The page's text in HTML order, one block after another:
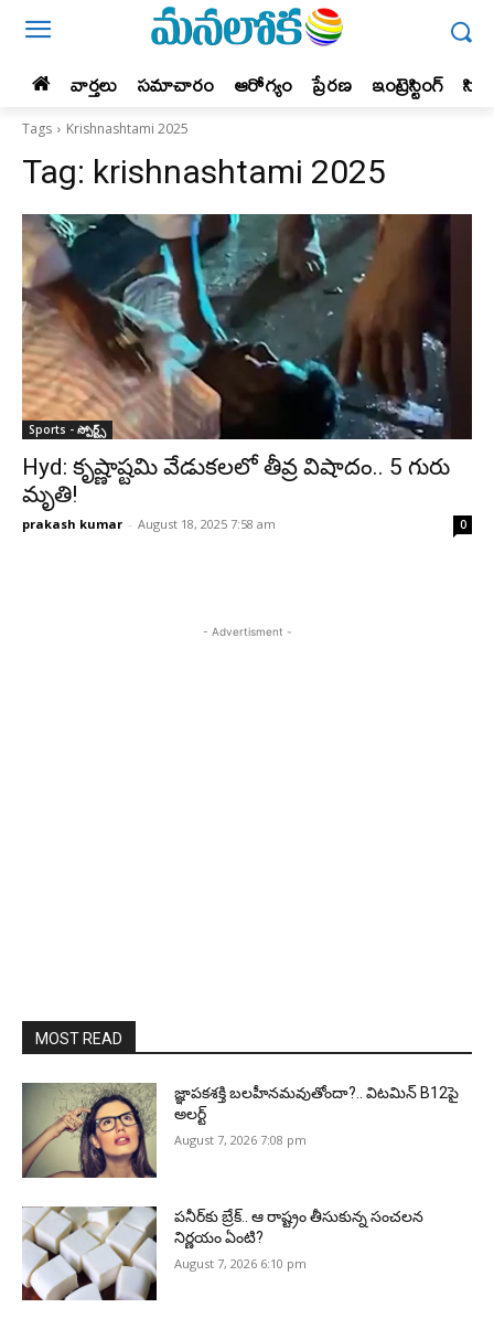
వార్తలు సమాచారం ఆరోగ్యం ప్రేర‌ణ‌ ఇంట్రెస్టింగ్‌
Tags Krishnashtami 2025
Tag: krishnashtami 2025
Sports - స్పోర్ట్స్‌
Hyd: కృష్ణాష్టమి వేడుకలలో తీవ్ర విషాదం.. 5 గురు
మృతి!
prakash kumar - August 18, 2025 7:58 am 0
- Advertisment -
MOST READ
జ్ఞాపకశక్తి బలహీనమవుతోందా?.. విటమిన్ B12పై
అలర్ట్
August 7, 2026 7:08 pm
పనీర్‌కు బ్రేక్.. ఆ రాష్ట్రం తీసుకున్న సంచలన
నిర్ణయం ఏంటి?
August 7, 2026 6:10 pm